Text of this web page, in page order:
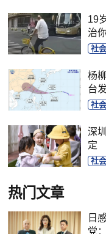
19
治
社会
杨
台
社会
深
定
社会
热门文章
日
党